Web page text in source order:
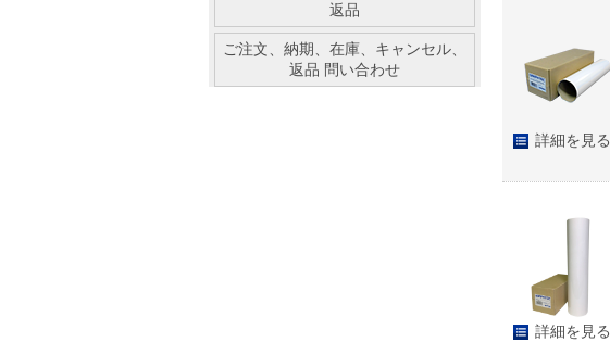
詳細を見る
詳細を見る
返品
ご注文、納期、在庫、キャンセル、
返品 問い合わせ